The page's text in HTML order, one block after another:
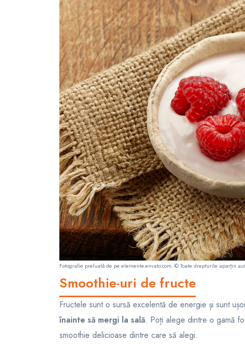
Fotografie preluată de pe elemente.envato.com. © Toate drepturile aparțin
Smoothie-uri de fructe
Fructele sunt o sursă excelentă de energie și sunt
înainte să mergi la sală. Poți alege dintre o gamă
smoothie delicioase dintre care să alegi.